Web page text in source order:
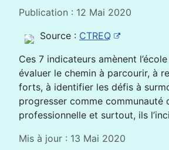
Publication : 12 Mai 2020
Source : CTREQ
Ces 7 indicateurs amènent
évaluer le chemin à parcourir, à
forts, à identifier les défis à
progresser comme communauté
professionnelle et surtout, ils
Mis à jour : 13 Mai 2020